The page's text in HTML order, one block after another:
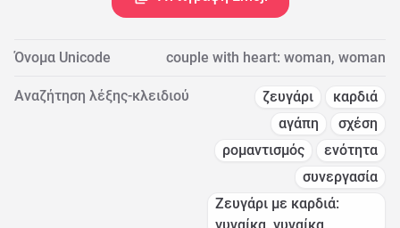
Όνομα Unicode couple with heart: woman, woman
Αναζήτηση λέξης-κλειδιού ζευγάρι
καρδιά
αγάπη
σχέση
ρομαντισμός
ενότητα
συνεργασία
Ζευγάρι με καρδιά: